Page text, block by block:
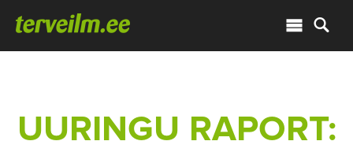
UURINGU RAPORT: